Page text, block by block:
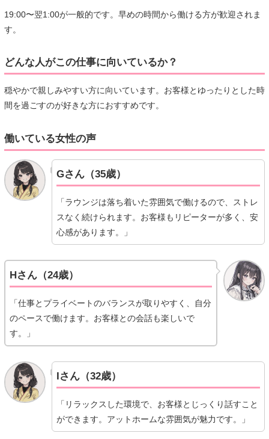
19:00〜翌1:00が一般的です。早めの時間から働ける方が歓迎されま
す。
どんな人がこの仕事に向いているか？
穏やかで親しみやすい方に向いています。お客様とゆったりとした時
間を過ごすのが好きな方におすすめです。
働いている女性の声
Gさん（35歳）
「ラウンジは落ち着いた雰囲気で働けるので、ストレ
スなく続けられます。お客様もリピーターが多く、安
心感があります。」
Hさん（24歳）
「仕事とプライベートのバランスが取りやすく、自分
のペースで働けます。お客様との会話も楽しいで
す。」
Iさん（32歳）
「リラックスした環境で、お客様とじっくり話すこと
ができます。アットホームな雰囲気が魅力です。」